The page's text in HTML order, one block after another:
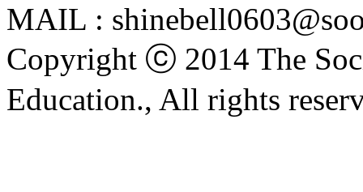
MAIL :
Copyright ⓒ 2014 The
Education., All rights